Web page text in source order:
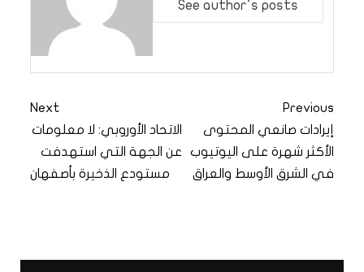
See author's posts
Previous
‏إيرادات صانعي المحتوى
الأكثر شهرة على اليوتيوب
في الشرق الأوسط والعراق
Next
الاتحاد الأوروبي: لا معلومات
عن الجهة التي استهدفت
مستودع الذخيرة بأصفهان